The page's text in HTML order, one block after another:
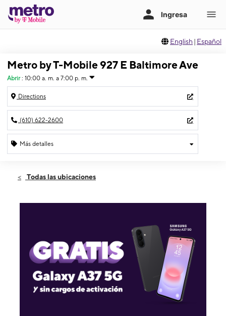
English | Español
Metro by T-Mobile 927 E Baltimore Ave
Abrir : 10:00 a. m. a 7:00 p. m.
Directions
(610) 622-2600
Más detalles
Jueves:10:00 a. m. a 7:00 p. m.
927 E Baltimore Ave Ste A & B Lansdowne, PA 19050
Todas las ubicaciones